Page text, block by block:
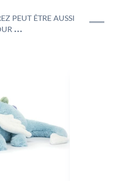
peut être aussi
…